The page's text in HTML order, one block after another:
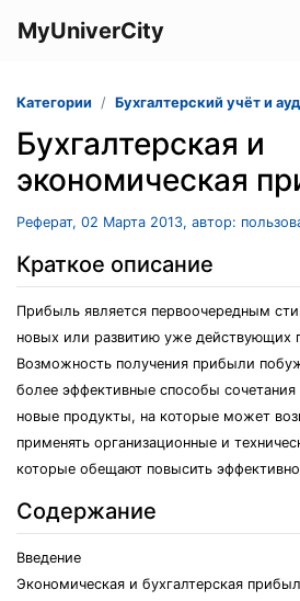
MyUniverCity
Категории Бухгалтерский учёт и
Бухгалтерская и
экономическая
Реферат, 02 Марта 2013, автор:
Краткое описание
Прибыль является первоочередным
новых или развитию уже действующих
Возможность получения прибыли
более эффективные способы сочетания
новые продукты, на которые может
применять организационные и
которые обещают повысить
Содержание
Введение
Экономическая и бухгалтерская